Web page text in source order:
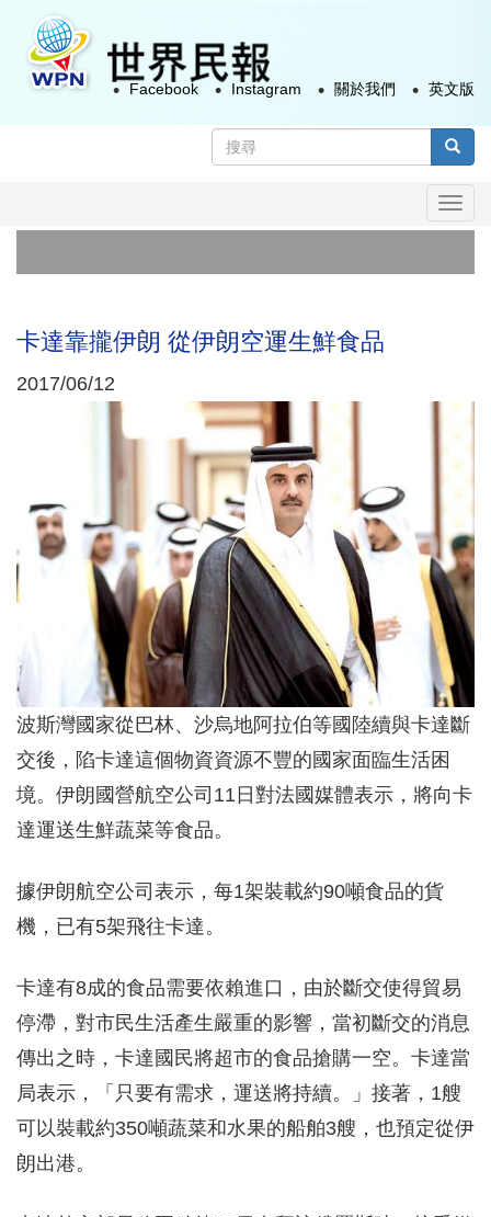
容
搜
尋
Facebook Instagram 關於我們 英文版
卡達靠攏伊朗 從伊朗空運生鮮食品
2017/06/12
波斯灣國家從巴林、沙烏地阿拉伯等國陸續與卡達斷
交後，陷卡達這個物資資源不豐的國家面臨生活困
境。伊朗國營航空公司11日對法國媒體表示，將向卡
達運送生鮮蔬菜等食品。
據伊朗航空公司表示，每1架裝載約90噸食品的貨
機，已有5架飛往卡達。
卡達有8成的食品需要依賴進口，由於斷交使得貿易
停滯，對市民生活產生嚴重的影響，當初斷交的消息
傳出之時，卡達國民將超市的食品搶購一空。卡達當
局表示，「只要有需求，運送將持續。」接著，1艘
可以裝載約350噸蔬菜和水果的船舶3艘，也預定從伊
朗出港。